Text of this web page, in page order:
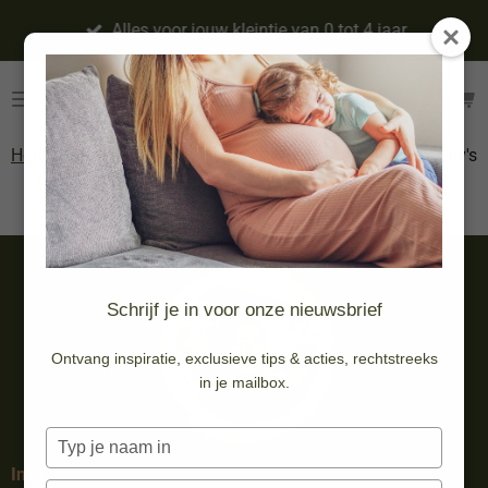
Schrijf je in voor onze nieuwsbrief
Ontvang inspiratie, exclusieve tips & acties, rechtstreeks
in je mailbox.
Typ
je
direct
de
hoofdinhoud
Alles voor jouw kleintje van 0 tot 4 jaar
Home » Doopsuiker &
Geboortekaartjes
» Doopsuiker
DIY
» Vullen » Lolly's
Info